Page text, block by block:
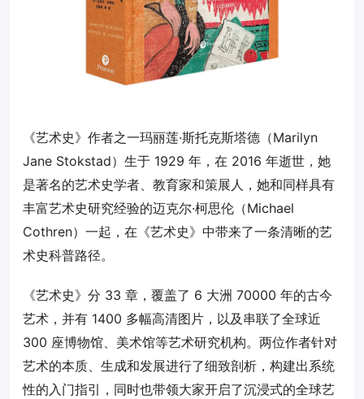
《艺术史》作者之一玛丽莲·斯托克斯塔德（Marilyn
Jane Stokstad）生于 1929 年，在 2016 年逝世，她
是著名的艺术史学者、教育家和策展人，她和同样具有
丰富艺术史研究经验的迈克尔·柯思伦（Michael
Cothren）一起，在《艺术史》中带来了一条清晰的艺
术史科普路径。
《艺术史》分 33 章，覆盖了 6 大洲 70000 年的古今
艺术，并有 1400 多幅高清图片，以及串联了全球近
300 座博物馆、美术馆等艺术研究机构。两位作者针对
艺术的本质、生成和发展进行了细致剖析，构建出系统
性的入门指引，同时也带领大家开启了沉浸式的全球艺